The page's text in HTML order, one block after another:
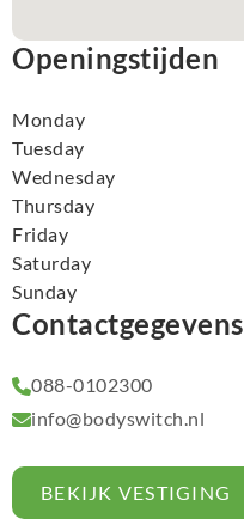
Openingstijden
Monday
Tuesday
Wednesday
Thursday
Friday
Saturday
Sunday
Contactgegevens
088-0102300
info@bodyswitch.nl
BEKIJK VESTIGING